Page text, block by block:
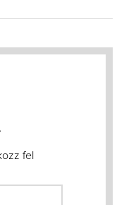
fel